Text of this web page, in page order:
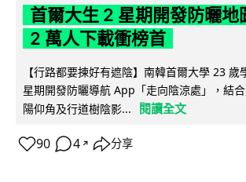
首爾大生 2 星期開發防曬地
2 萬人下載衝榜首
【行路都要揀好有遮陰】南韓首爾大學 23
星期開發防曬導航 App「走向陰涼處」，結
陽仰角及行道樹陰影...
閱讀全文
90 4 ↗ 分享